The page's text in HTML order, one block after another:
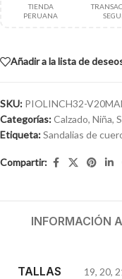
TIENDA
PERUANA
Añadir a la lista de
SKU: PIOLINCH32-
Categorías:Calzado, Niña,
Etiqueta:Sandalias de
Compartir:
INFORMACIÓN
TALLAS 19, 20,